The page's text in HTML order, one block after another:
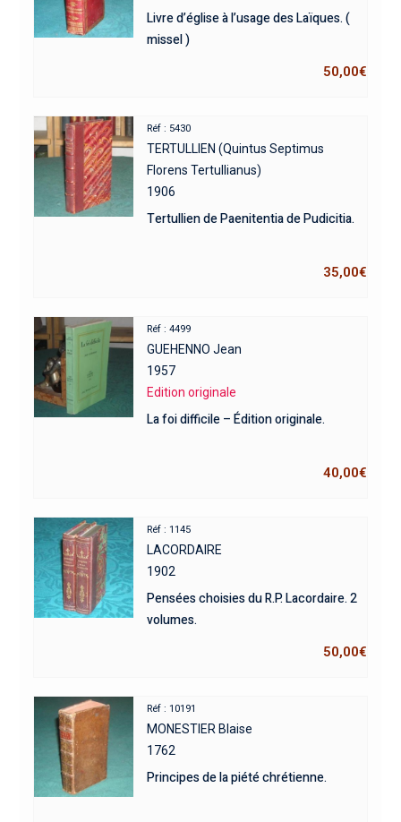
Livre d’église à l’usage des Laïques. (
missel )
50,00€
Réf : 5430
TERTULLIEN (Quintus Septimus
Florens Tertullianus)
1906
Tertullien de Paenitentia de Pudicitia.
35,00€
Réf : 4499
GUEHENNO Jean
1957
Edition originale
La foi difficile – Édition originale.
40,00€
Réf : 1145
LACORDAIRE
1902
Pensées choisies du R.P. Lacordaire. 2
volumes.
50,00€
Réf : 10191
MONESTIER Blaise
1762
Principes de la piété chrétienne.